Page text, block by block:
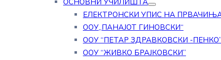
ОСНОВНИ УЧИЛИШТА
ЕЛЕКТРОНСКИ УПИС НА
ООУ„ПАНАЈОТ ГИНОВСКИ“
ООУ “ПЕТАР ЗДРАВКОВСКИ -ПЕНКО”
ООУ “ЖИВКО БРАЈКОВСКИ”